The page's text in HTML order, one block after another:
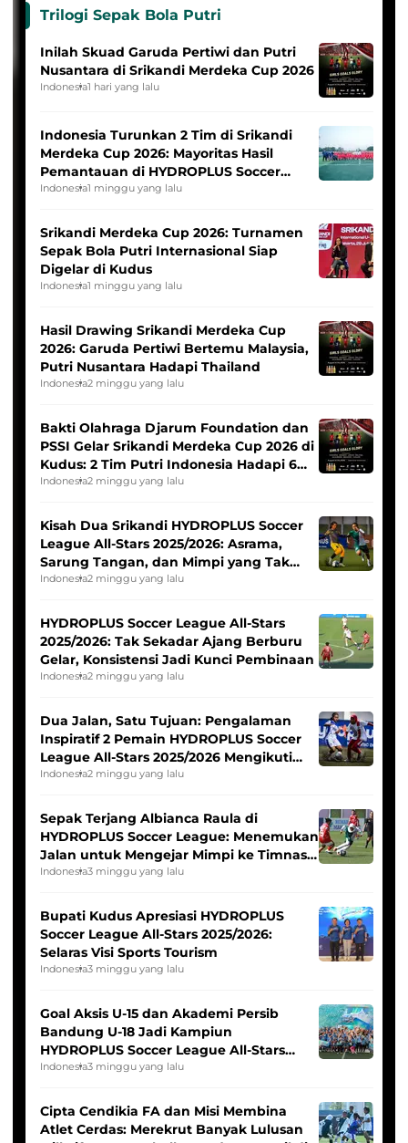
Trilogi Sepak Bola Putri
Inilah Skuad Garuda Pertiwi dan Putri
Nusantara di Srikandi Merdeka Cup 2026
Indonesia1 hari yang lalu
Indonesia Turunkan 2 Tim di Srikandi
Merdeka Cup 2026: Mayoritas Hasil
Pemantauan di HYDROPLUS Soccer
League
Indonesia1 minggu yang lalu
Srikandi Merdeka Cup 2026: Turnamen
Sepak Bola Putri Internasional Siap
Digelar di Kudus
Indonesia1 minggu yang lalu
Hasil Drawing Srikandi Merdeka Cup
2026: Garuda Pertiwi Bertemu Malaysia,
Putri Nusantara Hadapi Thailand
Indonesia2 minggu yang lalu
Bakti Olahraga Djarum Foundation dan
PSSI Gelar Srikandi Merdeka Cup 2026 di
Kudus: 2 Tim Putri Indonesia Hadapi 6
Tim Asia
Indonesia2 minggu yang lalu
Kisah Dua Srikandi HYDROPLUS Soccer
League All-Stars 2025/2026: Asrama,
Sarung Tangan, dan Mimpi yang Tak
Pernah Padam
Indonesia2 minggu yang lalu
HYDROPLUS Soccer League All-Stars
2025/2026: Tak Sekadar Ajang Berburu
Gelar, Konsistensi Jadi Kunci Pembinaan
Indonesia2 minggu yang lalu
Dua Jalan, Satu Tujuan: Pengalaman
Inspiratif 2 Pemain HYDROPLUS Soccer
League All-Stars 2025/2026 Mengikuti
Seleksi Timnas Indonesia Putri
Indonesia2 minggu yang lalu
Sepak Terjang Albianca Raula di
HYDROPLUS Soccer League: Menemukan
Jalan untuk Mengejar Mimpi ke Timnas
Indonesia Putri
Indonesia3 minggu yang lalu
Bupati Kudus Apresiasi HYDROPLUS
Soccer League All-Stars 2025/2026:
Selaras Visi Sports Tourism
Indonesia3 minggu yang lalu
Goal Aksis U-15 dan Akademi Persib
Bandung U-18 Jadi Kampiun
HYDROPLUS Soccer League All-Stars
2025/2026
Indonesia3 minggu yang lalu
Cipta Cendikia FA dan Misi Membina
Atlet Cerdas: Merekrut Banyak Lulusan